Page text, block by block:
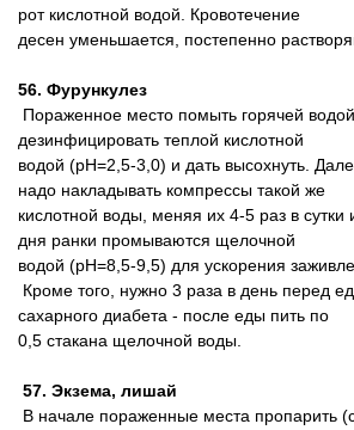
рот кислотной водой. Кровотечение
десен уменьшается, постепенно
56. Фурункулез
Пораженное место помыть горячей
дезинфицировать теплой кислотной
водой (pH=2,5-3,0) и дать высохнуть.
надо накладывать компрессы такой же
кислотной воды, меняя их 4-5 раз в
дня ранки промываются щелочной
водой (pH=8,5-9,5) для ускорения
Кроме того, нужно 3 раза в день перед
сахарного диабета - после еды пить по
0,5 стакана щелочной воды.
57. Экзема, лишай
В начале пораженные места пропарить